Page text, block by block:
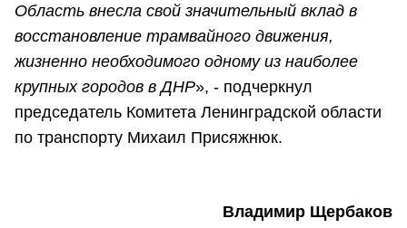
Область внесла свой значительный вклад в
восстановление трамвайного движения,
жизненно необходимого одному из наиболее
крупных городов в ДНР», - подчеркнул
председатель Комитета Ленинградской области
по транспорту Михаил Присяжнюк.
Владимир Щербаков